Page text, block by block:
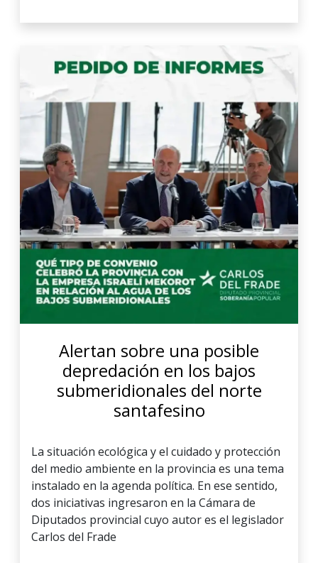
Alertan sobre una posible
depredación en los bajos
submeridionales del norte
santafesino
La situación ecológica y el cuidado y protección
del medio ambiente en la provincia es una tema
instalado en la agenda política. En ese sentido,
dos iniciativas ingresaron en la Cámara de
Diputados provincial cuyo autor es el legislador
Carlos del Frade